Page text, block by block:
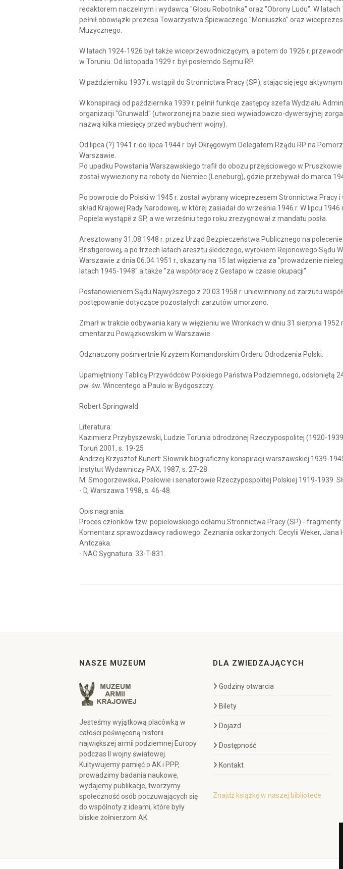
redaktorem naczelnym i wydawcą "Głosu Robotnika" oraz "Obrony Ludu". W
pełnił obowiązki prezesa Towarzystwa Śpiewaczego "Moniuszko" oraz
Muzycznego.
W latach 1924-1926 był także wiceprzewodniczącym, a potem do 1926 r.
w Toruniu. Od listopada 1929 r. był posłemdo Sejmu RP.
W październiku 1937 r. wstąpił do Stronnictwa Pracy (SP), stając się jego aktywnym
W konspiracji od października 1939 r. pełnił funkcje zastępcy szefa Wydziału
organizacji "Grunwald" (utworzonej na bazie sieci wywiadowczo-dywersyjnej
nazwą kilka miesięcy przed wybuchem wojny).
Od lipca (?) 1941 r. do lipca 1944 r. był Okręgowym Delegatem Rządu RP na
Warszawie.
Po upadku Powstania Warszawskiego trafił do obozu przejściowego w Pruszkowie
został wywieziony na roboty do Niemiec (Leneburg), gdzie przebywał do marca
Po powrocie do Polski w 1945 r. został wybrany wiceprezesem Stronnictwa Pracy i
skład Krajowej Rady Narodowej, w której zasiadał do września 1946 r. W lipcu 1946
Popiela wystąpił z SP, a we wrześniu tego roku zrezygnował z mandatu posła.
Aresztowany 31.08.1948 r. przez Urząd Bezpieczeństwa Publicznego na polecenie
Bristigerowej, a po trzech latach aresztu śledczego, wyrokiem Rejonowego Sądu
Warszawie z dnia 06.04.1951 r., skazany na 15 lat więzienia za "prowadzenie
latach 1945-1948" a także "za współpracę z Gestapo w czasie okupacji".
Postanowieniem Sądu Najwyższego z 20.03.1958 r. uniewinniony od zarzutu
postępowanie dotyczące pozostałych zarzutów umorzono.
Zmarł w trakcie odbywania kary w więzieniu we Wronkach w dniu 31 sierpnia 1952
cmentarzu Powązkowskim w Warszawie.
Odznaczony pośmiertnie Krzyżem Komandorskim Orderu Odrodzenia Polski.
Upamiętniony Tablicą Przywódców Polskiego Państwa Podziemnego, odsłoniętą
pw. św. Wincentego a Paulo w Bydgoszczy.
Robert Springwald
Literatura:
Kazimierz Przybyszewski, Ludzie Torunia odrodzonej Rzeczypospolitej (1920-
Toruń 2001, s. 19-25
Andrzej Krzysztof Kunert: Słownik biograficzny konspiracji warszawskiej 1939-
Instytut Wydawniczy PAX, 1987, s. 27-28.
M. Smogorzewska, Posłowie i senatorowie Rzeczypospolitej Polskiej 1919-1939.
- D, Warszawa 1998, s. 46-48.
Opis nagrania:
Proces członków tzw. popielowskiego odłamu Stronnictwa Pracy (SP) - fragmenty.
Komentarz sprawozdawcy radiowego. Zeznania oskarżonych: Cecylii Weker, Jana
Antczaka.
- NAC Sygnatura: 33-T-831.
NASZE MUZEUM
Jesteśmy wyjątkową placówką w
całości poświęconą historii
największej armii podziemnej Europy
podczas II wojny światowej.
Kultywujemy pamięć o AK i PPP,
prowadzimy badania naukowe,
wydajemy publikacje, tworzymy
społeczność osób poczuwających się
do wspólnoty z ideami, które były
bliskie żołnierzom AK.
DLA ZWIEDZAJĄCYCH
Godziny otwarcia
Bilety
Dojazd
Dostępność
Kontakt
Znajdź książkę w naszej bibliotece